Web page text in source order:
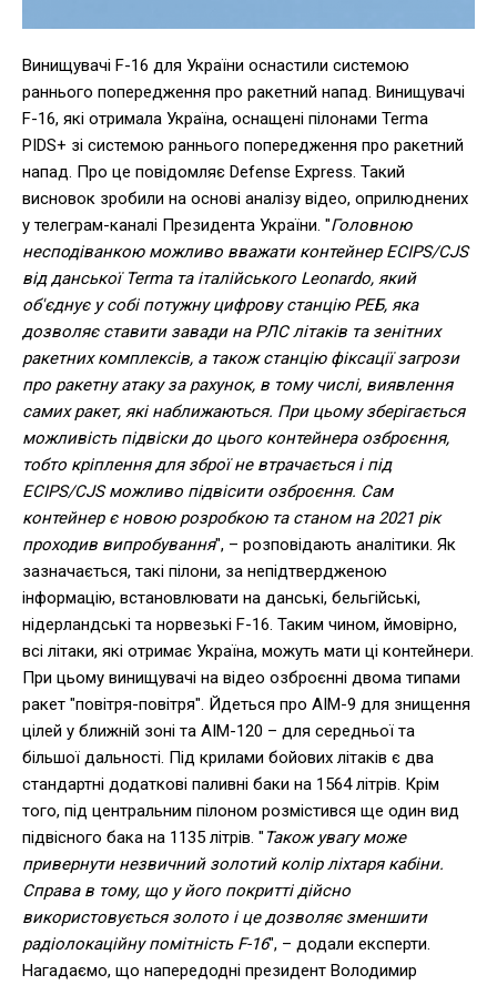
Винищувачі F-16 для України оснастили системою
раннього попередження про ракетний напад. Винищувачі
F-16, які отримала Україна, оснащені пілонами Terma
PIDS+ зі системою раннього попередження про ракетний
напад. Про це повідомляє Defense Express. Такий
висновок зробили на основі аналізу відео, оприлюднених
у телеграм-каналі Президента України. "Головною
несподіванкою можливо вважати контейнер ECIPS/CJS
від данської Terma та італійського Leonardo, який
об'єднує у собі потужну цифрову станцію РЕБ, яка
дозволяє ставити завади на РЛС літаків та зенітних
ракетних комплексів, а також станцію фіксації загрози
про ракетну атаку за рахунок, в тому числі, виявлення
самих ракет, які наближаються. При цьому зберігається
можливість підвіски до цього контейнера озброєння,
тобто кріплення для зброї не втрачається і під
ECIPS/CJS можливо підвісити озброєння. Сам
контейнер є новою розробкою та станом на 2021 рік
проходив випробування", – розповідають аналітики. Як
зазначається, такі пілони, за непідтвердженою
інформацію, встановлювати на данські, бельгійські,
нідерландські та норвезькі F-16. Таким чином, ймовірно,
всі літаки, які отримає Україна, можуть мати ці контейнери.
При цьому винищувачі на відео озброєнні двома типами
ракет "повітря-повітря". Йдеться про AIM-9 для знищення
цілей у ближній зоні та AIM-120 – для середньої та
більшої дальності. Під крилами бойових літаків є два
стандартні додаткові паливні баки на 1564 літрів. Крім
того, під центральним пілоном розмістився ще один вид
підвісного бака на 1135 літрів. "Також увагу може
привернути незвичний золотий колір ліхтаря кабіни.
Справа в тому, що у його покритті дійсно
використовується золото і це дозволяє зменшити
радіолокаційну помітність F-16", – додали експерти.
Нагадаємо, що напередодні президент Володимир